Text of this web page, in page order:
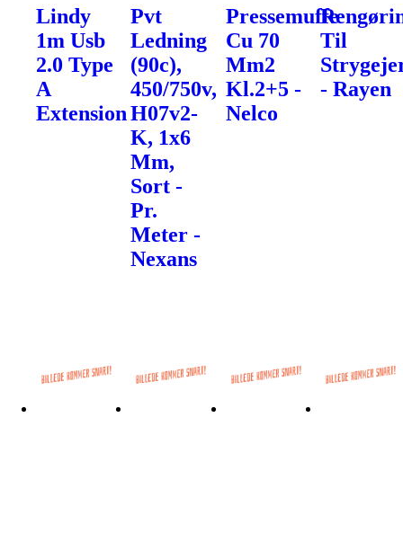
Lindy
1m Usb
2.0 Type
A
Extension
Pvt
Ledning
(90c),
450/750v,
H07v2-
K, 1x6
Mm,
Sort -
Pr.
Meter -
Nexans
Pressemuffe
Cu 70
Mm2
Kl.2+5 -
Nelco
Til
- Rayen